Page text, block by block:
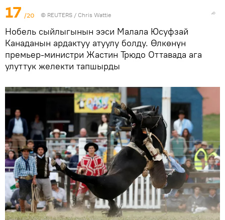
17 /20 © REUTERS / Chris Wattie
Нобель сыйлыгынын ээси Малала Юсуфзай
Канаданын ардактуу атуулу болду. Өлкөнүн
премьер‐министри Жастин Трюдо Оттавада ага
улуттук желекти тапшырды